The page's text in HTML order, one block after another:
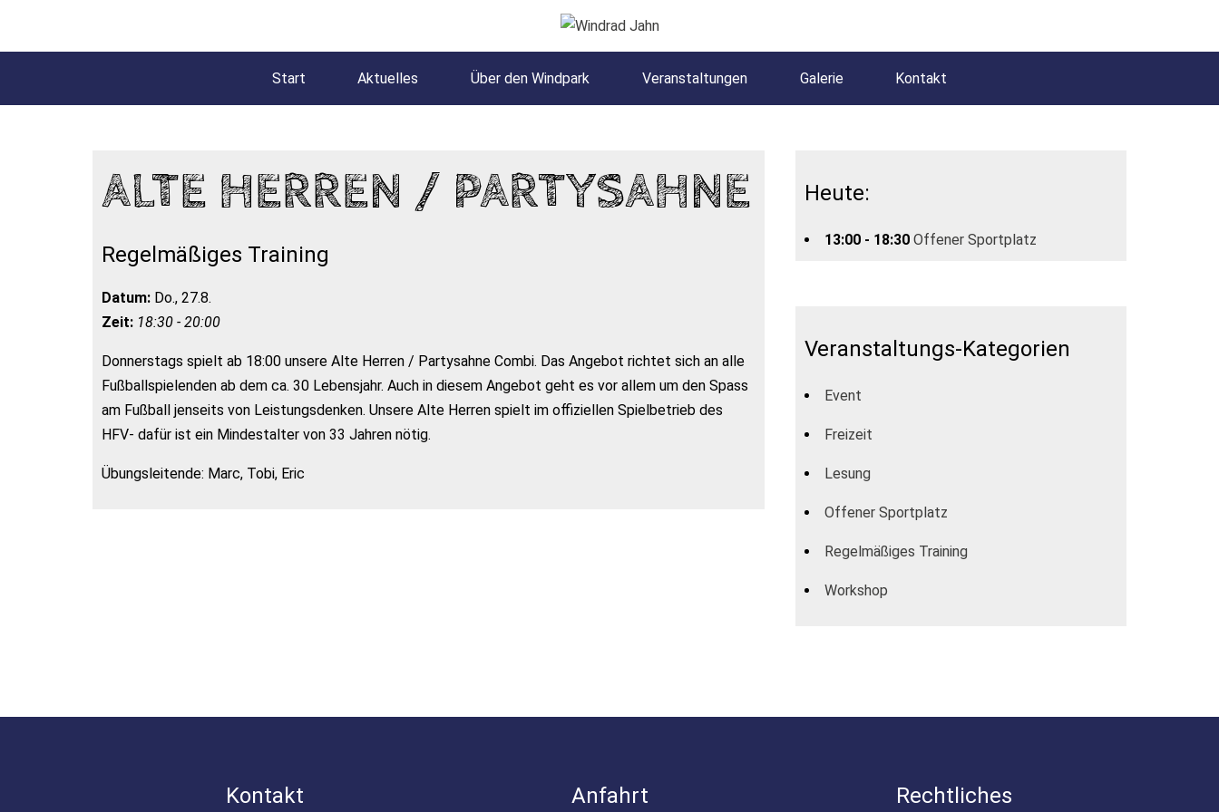
Start Aktuelles Über den Windpark Veranstaltungen Galerie Kontakt
ALTE HERREN / PARTYSAHNE
Regelmäßiges Training
Datum: Do., 27.8.
Zeit: 18:30 - 20:00
Donnerstags spielt ab 18:00 unsere Alte Herren / Partysahne Combi. Das Angebot richtet sich an alle
Fußballspielenden ab dem ca. 30 Lebensjahr. Auch in diesem Angebot geht es vor allem um den Spass
am Fußball jenseits von Leistungsdenken. Unsere Alte Herren spielt im offiziellen Spielbetrieb des
HFV- dafür ist ein Mindestalter von 33 Jahren nötig.
Übungsleitende: Marc, Tobi, Eric
Heute:
13:00 - 18:30 Offener Sportplatz
Veranstaltungs-Kategorien
Event
Freizeit
Lesung
Offener Sportplatz
Regelmäßiges Training
Workshop
Kontakt Anfahrt Rechtliches